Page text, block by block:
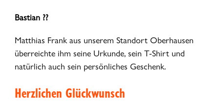
Bastian ??
Matthias Frank aus unserem Standort Oberhausen
überreichte ihm seine Urkunde, sein T-Shirt und
natürlich auch sein persönliches Geschenk.
Herzlichen Glückwunsch